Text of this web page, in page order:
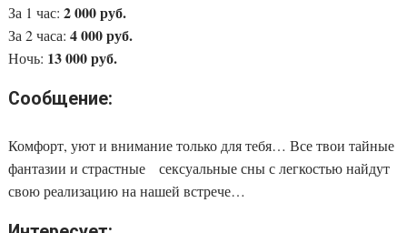
За 1 час: 2 000 руб.
За 2 часа: 4 000 руб.
Ночь: 13 000 руб.
Сообщение:
Комфорт, уют и внимание только для тебя… Все твои тайные
фантазии и страстные сексуальные сны с легкостью найдут
свою реализацию на нашей встрече…